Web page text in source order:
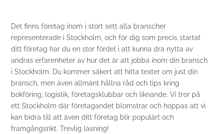
Det finns företag inom i stort sett alla branscher
representerade i Stockholm, och för dig som precis startat
ditt företag har du en stor fördel i att kunna dra nytta av
andras erfarenheter av hur det är att jobba inom din bransch
i Stockholm. Du kommer säkert att hitta texter om just din
bransch, men även allmänt hållna råd och tips kring
bokföring, logistik, företagsklubbar och liknande. Vi tror på
ett Stockholm där företagandet blomstrar och hoppas att vi
kan bidra till att även ditt företag blir populärt och
framgångsrikt. Trevlig läsning!